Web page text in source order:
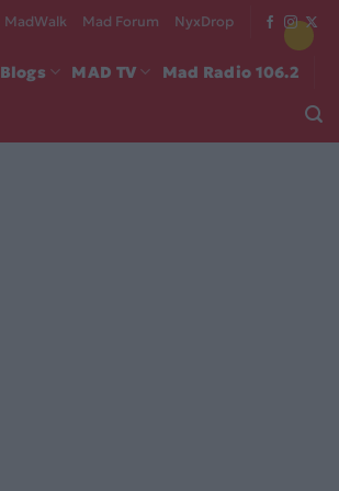
MadWalk Mad Forum NyxDrop
Blogs MAD TV Mad Radio 106.2